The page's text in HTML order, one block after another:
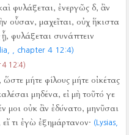
φυλάξεται, ἐνεργῶς δ, ἂν
οὖσαν, μαχεῖται, οὐχ ἥκιστα
ᾖ, φυλάξεται συνάπτειν
, chapter 4 12:4)
4 12:4)
ὥστε μήτε φίλους μήτε οἰκέτας
μηδένα, εἰ μὴ τοῦτό γε
μοι οὐκ ἂν ἐδύνατο, μηνῦσαι
τι ἐγὼ ἐξημάρτανον· (Lysias,